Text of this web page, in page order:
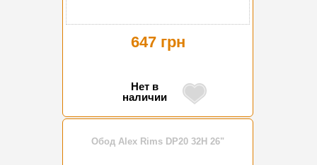
647 грн
Нет в
наличии
Обод Alex Rims DP20 32H 26"